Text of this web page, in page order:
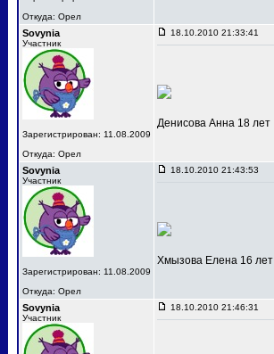
Откуда: Орел
Sovynia
Участник
Зарегистрирован: 11.08.2009
Откуда: Орел
18.10.2010 21:33:41
Денисова Анна 18 лет
Sovynia
Участник
Зарегистрирован: 11.08.2009
Откуда: Орел
18.10.2010 21:43:53
Хмызова Елена 16 лет
Sovynia
Участник
18.10.2010 21:46:31